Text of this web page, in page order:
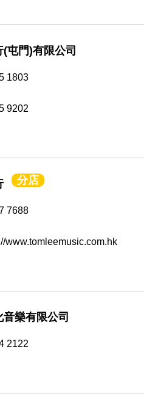
屯門)有限公司
1803
9202
分店
7688
www.tomleemusic.com.hk
樂有限公司
2122